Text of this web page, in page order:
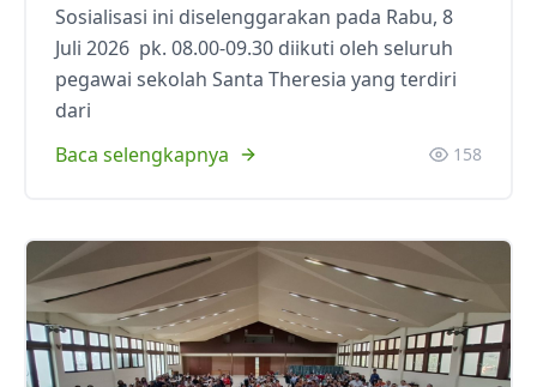
Sosialisasi ini diselenggarakan pada Rabu, 8
Juli 2026 pk. 08.00-09.30 diikuti oleh seluruh
pegawai sekolah Santa Theresia yang terdiri
dari
Baca selengkapnya
158